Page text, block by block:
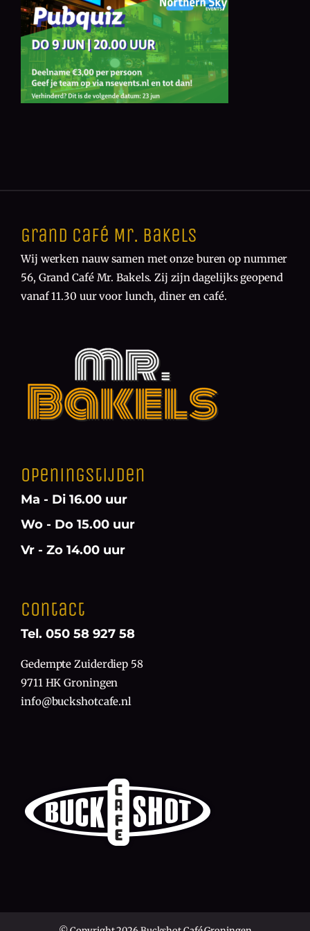
Grand Café Mr. Bakels
Wij werken nauw samen met onze buren op nummer
56, Grand Café Mr. Bakels. Zij zijn dagelijks geopend
vanaf 11.30 uur voor lunch, diner en café.
Openingstijden
Ma - Di 16.00 uur
Wo - Do 15.00 uur
Vr - Zo 14.00 uur
Contact
Tel. 050 58 927 58
Gedempte Zuiderdiep 58
9711 HK Groningen
info@buckshotcafe.nl